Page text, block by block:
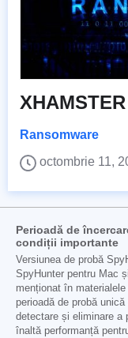
Ransomware
octombrie 11,
Perioadă de
condiții importante
Versiunea de probă
SpyHunter pentru Mac
menționat în
perioadă de probă
detectare și eliminare a
înaltă performanță